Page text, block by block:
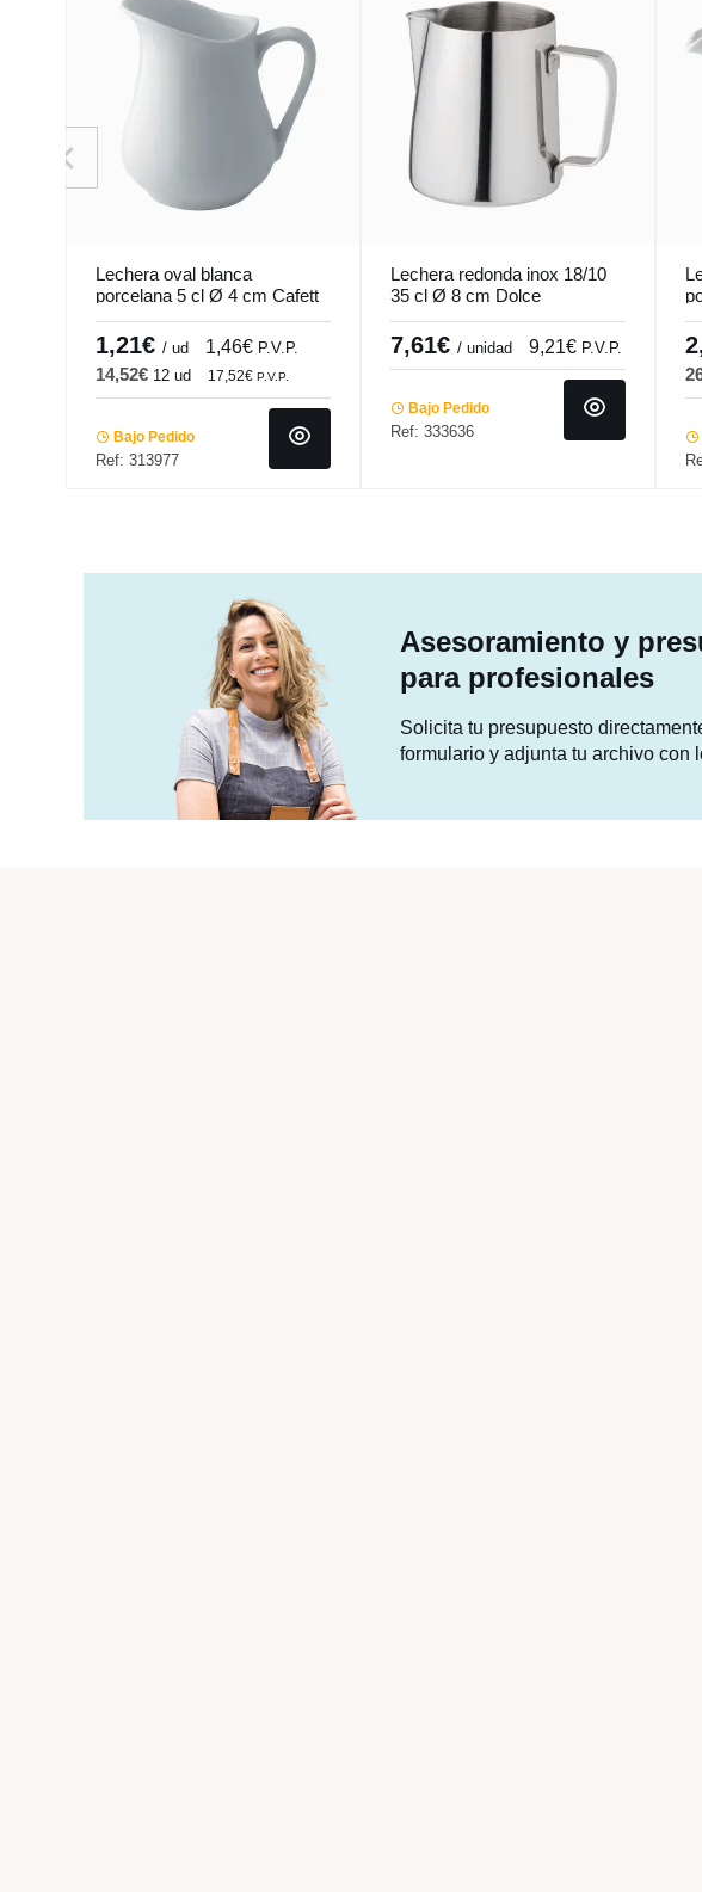
Lechera oval blanca
porcelana 5 cl Ø 4 cm Cafett
Pro.mundi
1,21€ / ud 1,46€ P.V.P.
14,52€ 12 ud 17,52€ P.V.P.
Bajo Pedido
Ref: 313977
Lechera redonda inox 18/10
35 cl Ø 8 cm Dolce
Pro.mundi
7,61€ / unidad 9,21€ P.V.P.
Bajo Pedido
Ref: 333636
Asesoramiento y
para profesionales
Solicita tu presupuesto
formulario y adjunta tu archivo con